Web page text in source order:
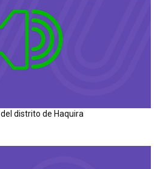
distrito de Haquira